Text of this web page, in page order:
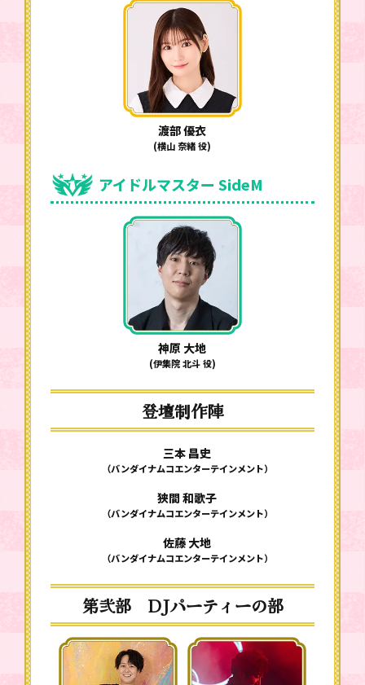
渡部 優衣
(横山 奈緒 役)
アイドルマスター SideM
神原 大地
(伊集院 北斗 役)
登壇制作陣
三本 昌史
（バンダイナムコエンターテインメント）
狭間 和歌子
（バンダイナムコエンターテインメント）
佐藤 大地
（バンダイナムコエンターテインメント）
第弐部 DJパーティーの部